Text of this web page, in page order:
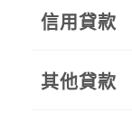
信用貸款
其他貸款